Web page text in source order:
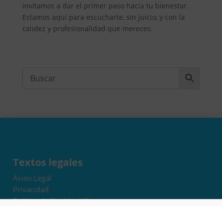
invitamos a dar el primer paso hacia tu bienestar.
Estamos aquí para escucharte, sin juicio, y con la
calidez y profesionalidad que mereces.
Textos legales
Aviso Legal
Privacidad
Política de Cookies UE